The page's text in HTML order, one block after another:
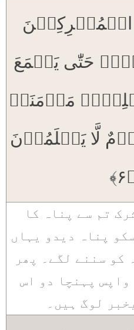
الۡمُشۡرِکِیۡنَ
حَتّٰی یَسۡمَعَ
مَاۡمَنَہٗ
لَّا یَعۡلَمُوۡنَ
تم سے پناہ کا
پناہ دیدو یہاں
کو سننے لگے۔ پھر
واپس پہنچا دو اس
لوگ ہیں۔